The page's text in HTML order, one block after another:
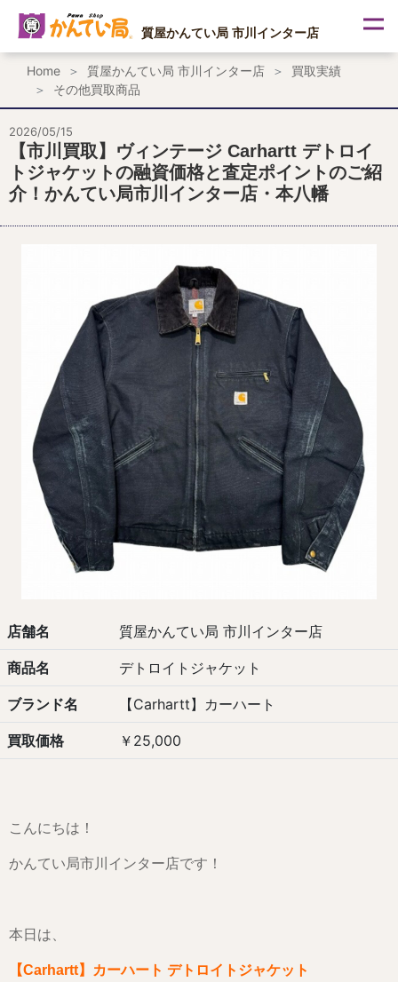
ス
プ
質屋かんてい局 市川インター店
Home 質屋かんてい局 市川インター店
買取実績
その他買取商品
2026/05/15
【市川買取】ヴィンテージ Carhartt デトロイ
トジャケットの融資価格と査定ポイントのご紹
介！かんてい局市川インター店・本八幡
店舗名 質屋かんてい局 市川インター店
商品名 デトロイトジャケット
ブランド名 【Carhartt】カーハート
買取価格 ￥25,000
こんにちは！
かんてい局市川インター店です！
本日は、
【Carhartt】カーハート デトロイトジャケット